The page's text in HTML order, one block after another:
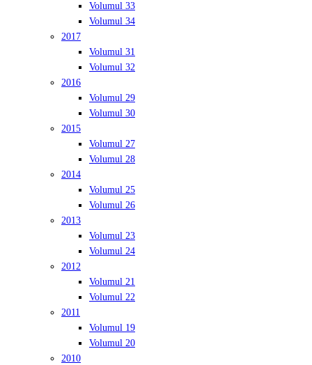
Volumul 33
Volumul 34
2017
Volumul 31
Volumul 32
2016
Volumul 29
Volumul 30
2015
Volumul 27
Volumul 28
2014
Volumul 25
Volumul 26
2013
Volumul 23
Volumul 24
2012
Volumul 21
Volumul 22
2011
Volumul 19
Volumul 20
2010